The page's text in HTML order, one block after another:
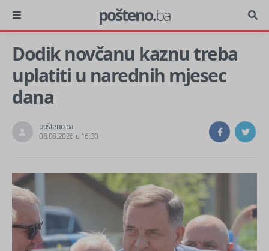
pošteno.ba
Dodik novčanu kaznu treba
uplatiti u narednih mjesec
dana
pošteno.ba
08.08.2026 u 16:30